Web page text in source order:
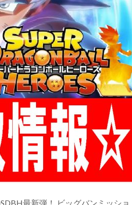
最新弾！ ビッグバンミッショ